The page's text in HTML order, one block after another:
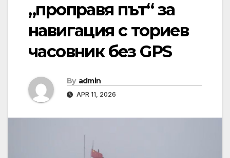
„проправя път“ за
навигация с ториев
часовник без GPS
By admin
APR 11, 2026